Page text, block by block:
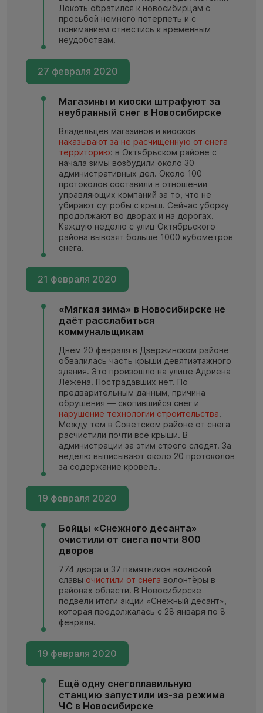
Локоть обратился к новосибирцам с
просьбой немного потерпеть и с
пониманием отнестись к временным
неудобствам.
27 февраля 2020
Магазины и киоски штрафуют за
неубранный снег в Новосибирске
Владельцев магазинов и киосков
наказывают за не расчищенную от снега
территорию: в Октябрьском районе с
начала зимы возбудили около 30
административных дел. Около 100
протоколов составили в отношении
управляющих компаний за то, что не
убирают сугробы с крыш. Сейчас уборку
продолжают во дворах и на дорогах.
Каждую неделю с улиц Октябрьского
района вывозят больше 1000 кубометров
снега.
21 февраля 2020
«Мягкая зима» в Новосибирске не
даёт расслабиться
коммунальщикам
Днём 20 февраля в Дзержинском районе
обвалилась часть крыши девятиэтажного
здания. Это произошло на улице Адриена
Лежена. Пострадавших нет. По
предварительным данным, причина
обрушения — скопившийся снег и
нарушение технологии строительства.
Между тем в Советском районе от снега
расчистили почти все крыши. В
администрации за этим строго следят. За
неделю выписывают около 20 протоколов
за содержание кровель.
19 февраля 2020
Бойцы «Снежного десанта»
очистили от снега почти 800
дворов
774 двора и 37 памятников воинской
славы очистили от снега волонтёры в
районах области. В Новосибирске
подвели итоги акции «Снежный десант»,
которая продолжалась с 28 января по 8
февраля.
19 февраля 2020
Ещё одну снегоплавильную
станцию запустили из-за режима
ЧС в Новосибирске